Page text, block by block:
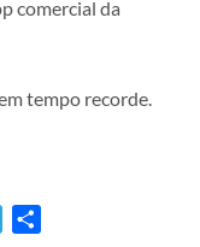
comercial da
tempo recorde.
Telegram